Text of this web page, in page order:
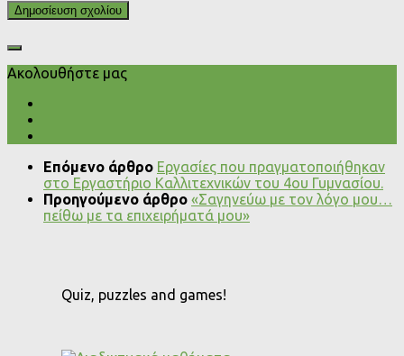
Ακολουθήστε μας
Επόμενο άρθρο Εργασίες που πραγματοποιήθηκαν
στο Εργαστήριο Καλλιτεχνικών του 4ου Γυμνασίου.
Προηγούμενο άρθρο «Σαγηνεύω με τον λόγο μου…
πείθω με τα επιχειρήματά μου»
Quiz, puzzles and games!